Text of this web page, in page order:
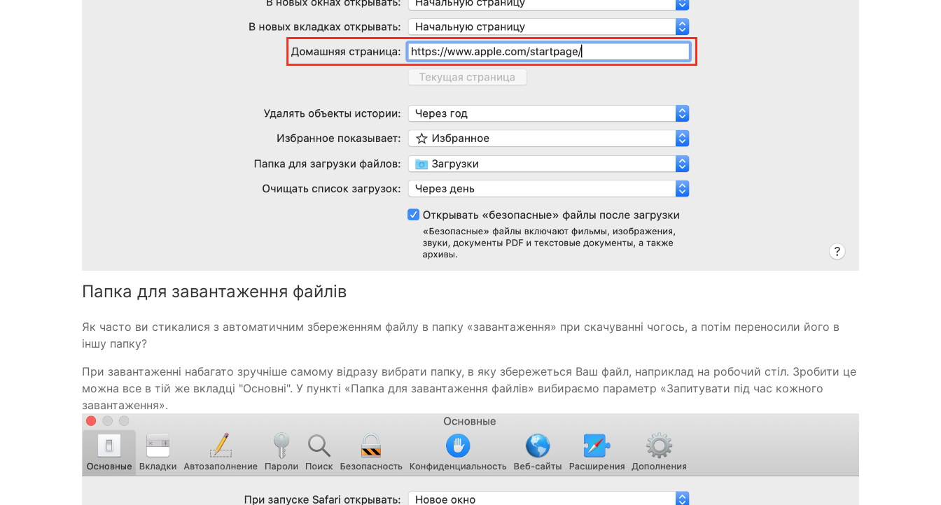
Папка для завантаження файлів
Як часто ви стикалися з автоматичним збереженням файлу в папку «завантаження» при скачуванні чогось, а потім переносили його в
іншу папку?
При завантаженні набагато зручніше самому відразу вибрати папку, в яку збережеться Ваш файл, наприклад на робочий стіл. Зробити це
можна все в тій же вкладці "Основні". У пункті «Папка для завантаження файлів» вибираємо параметр «Запитувати під час кожного
завантаження».